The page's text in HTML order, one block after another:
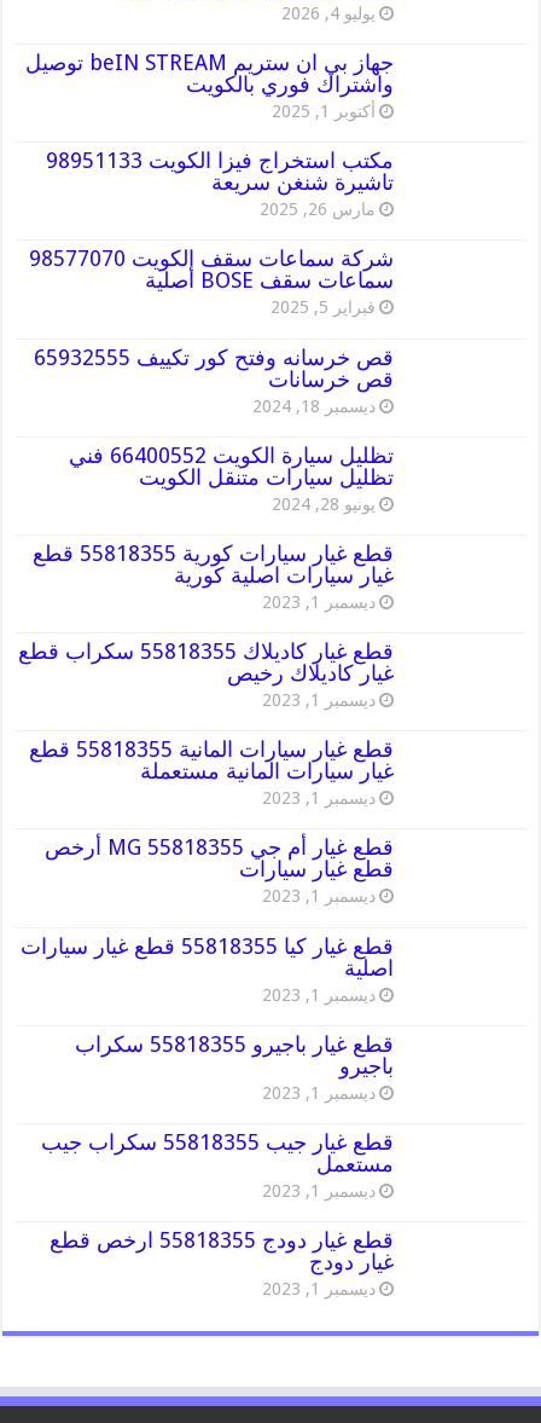
يوليو 4, 2026
جهاز بي ان ستريم beIN STREAM توصيل
واشتراك فوري بالكويت
أكتوبر 1, 2025
مكتب استخراج فيزا الكويت 98951133
تاشيرة شنغن سريعة
مارس 26, 2025
شركة سماعات سقف الكويت 98577070
سماعات سقف BOSE أصلية
فبراير 5, 2025
قص خرسانه وفتح كور تكييف 65932555
قص خرسانات
ديسمبر 18, 2024
تظليل سيارة الكويت 66400552 فني
تظليل سيارات متنقل الكويت
يونيو 28, 2024
قطع غيار سيارات كورية 55818355 قطع
غيار سيارات اصلية كورية
ديسمبر 1, 2023
قطع غيار كاديلاك 55818355 سكراب قطع
غيار كاديلاك رخيص
ديسمبر 1, 2023
قطع غيار سيارات المانية 55818355 قطع
غيار سيارات المانية مستعملة
ديسمبر 1, 2023
قطع غيار أم جي MG 55818355 أرخص
قطع غيار سيارات
ديسمبر 1, 2023
قطع غيار كيا 55818355 قطع غيار سيارات
اصلية
ديسمبر 1, 2023
قطع غيار باجيرو 55818355 سكراب
باجيرو
ديسمبر 1, 2023
قطع غيار جيب 55818355 سكراب جيب
مستعمل
ديسمبر 1, 2023
قطع غيار دودج 55818355 ارخص قطع
غيار دودج
ديسمبر 1, 2023